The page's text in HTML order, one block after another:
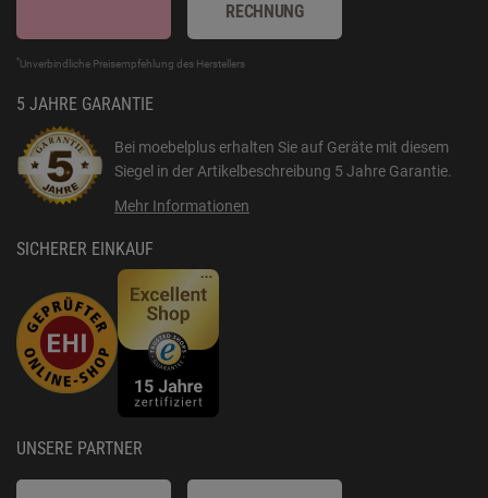
RECHNUNG
*Unverbindliche Preisempfehlung des Herstellers
5 JAHRE GARANTIE
Bei moebelplus erhalten Sie auf Geräte mit diesem
Siegel in der Artikelbeschreibung 5 Jahre Garantie.
Mehr Informationen
SICHERER EINKAUF
UNSERE PARTNER